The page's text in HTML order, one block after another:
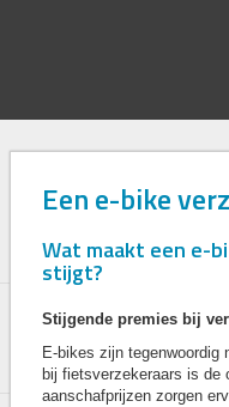
Een e-bike
Wat maakt een e-
stijgt?
Stijgende premies bij
E-bikes zijn tegenwoordig
bij fietsverzekeraars is de
aanschafprijzen zorgen